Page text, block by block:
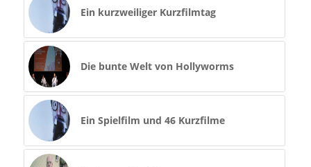
Ein kurzweiliger Kurzfilmtag
Die bunte Welt von Hollyworms
Ein Spielfilm und 46 Kurzfilme